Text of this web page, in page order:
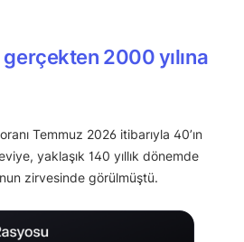
2000 yılına
Temmuz 2026 itibarıyla 40’ın
yaklaşık 140 yıllık dönemde
zirvesinde görülmüştü.